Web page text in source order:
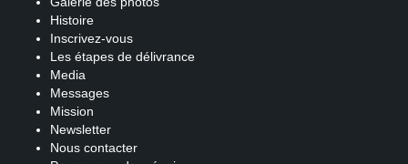
Histoire
Inscrivez-vous
Les étapes de délivrance
Media
Messages
Mission
Newsletter
Nous contacter